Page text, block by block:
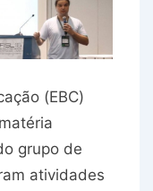
(EBC)
grupo de
atividades